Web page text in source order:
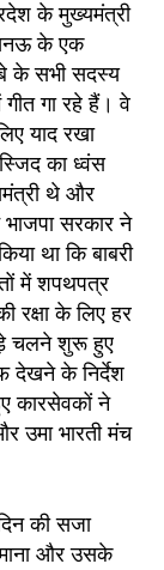
के मुख्यमंत्री
के एक
के सभी सदस्य
गा रहे हैं। वे
याद रखा
का ध्वंस
थे और
भाजपा सरकार ने
था कि बाबरी
में शपथपत्र
रक्षा के लिए हर
चलने शुरू हुए
देखने के निर्देश
कारसेवकों ने
उमा भारती मंच
की सजा
और उसके